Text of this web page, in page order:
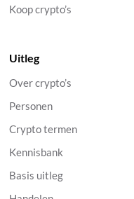
Koop crypto’s
Uitleg
Over crypto’s
Personen
Crypto termen
Kennisbank
Basis uitleg